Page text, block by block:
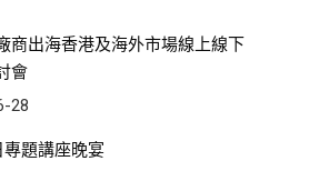
商出海香港及海外市場線上線下
會
28
專題講座晚宴